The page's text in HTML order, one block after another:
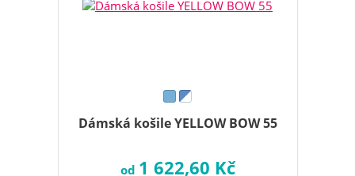
Dámská košile YELLOW BOW 55
od 1 622,60 Kč